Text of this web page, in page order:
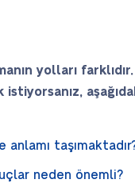
yolları
istiyorsanız,
anlamı
neden önemli?